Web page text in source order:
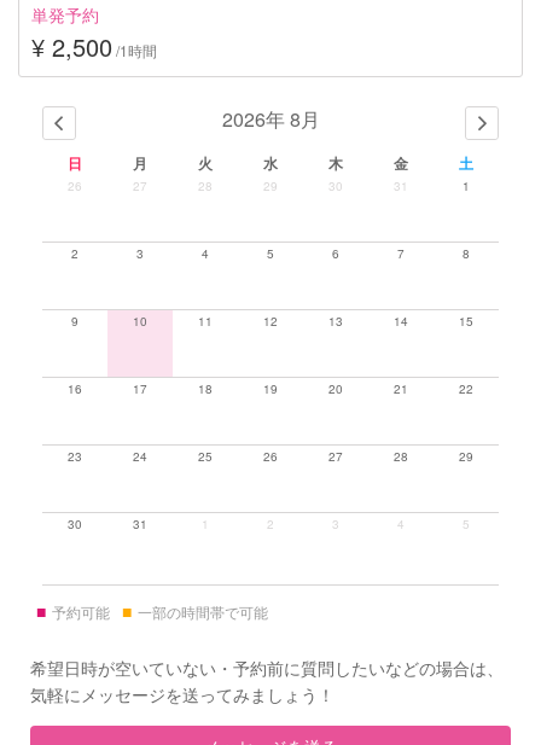
単発予約
¥ 2,500 /1時間
2026年 8月
日 月 火 水 木 金 土
26 27 28 29 30 31 1
2 3 4 5 6 7 8
9 10 11 12 13 14 15
16 17 18 19 20 21 22
23 24 25 26 27 28 29
30 31 1 2 3 4 5
■ 予約可能 ■ 一部の時間帯で可能
希望日時が空いていない・予約前に質問したいなどの場合は、
気軽にメッセージを送ってみましょう！